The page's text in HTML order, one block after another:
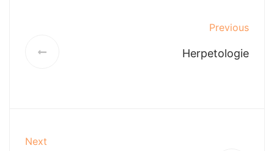
Previous
Herpetologie
Next